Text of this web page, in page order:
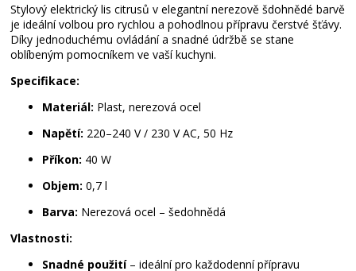
Stylový elektrický lis citrusů v elegantní nerezově šdohnědé barvě
je ideální volbou pro rychlou a pohodlnou přípravu čerstvé šťávy.
Díky jednoduchému ovládání a snadné údržbě se stane
oblíbeným pomocníkem ve vaší kuchyni.
Specifikace:
Materiál: Plast, nerezová ocel
Napětí: 220–240 V / 230 V AC, 50 Hz
Příkon: 40 W
Objem: 0,7 l
Barva: Nerezová ocel – šedohnědá
Vlastnosti:
Snadné použití– ideální pro každodenní přípravu